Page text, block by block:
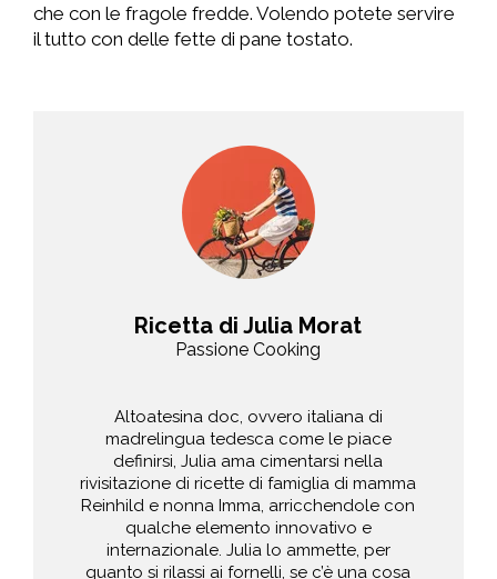
che con le fragole fredde. Volendo potete servire
il tutto con delle fette di pane tostato.
Ricetta di Julia Morat
Passione Cooking
Altoatesina doc, ovvero italiana di
madrelingua tedesca come le piace
definirsi, Julia ama cimentarsi nella
rivisitazione di ricette di famiglia di mamma
Reinhild e nonna Imma, arricchendole con
qualche elemento innovativo e
internazionale. Julia lo ammette, per
quanto si rilassi ai fornelli, se c’è una cosa